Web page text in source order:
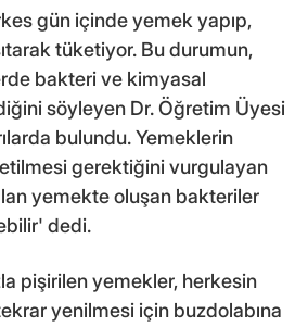
gün içinde yemek yapıp,
tüketiyor. Bu durumun,
bakteri ve kimyasal
söyleyen Dr. Öğretim Üyesi
bulundu. Yemeklerin
gerektiğini vurgulayan
yemekte oluşan bakteriler
dedi.
pişirilen yemekler, herkesin
yenilmesi için buzdolabına